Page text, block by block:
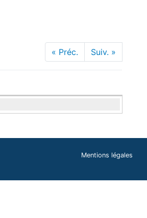
« Préc. Suiv. »
Mentions légales